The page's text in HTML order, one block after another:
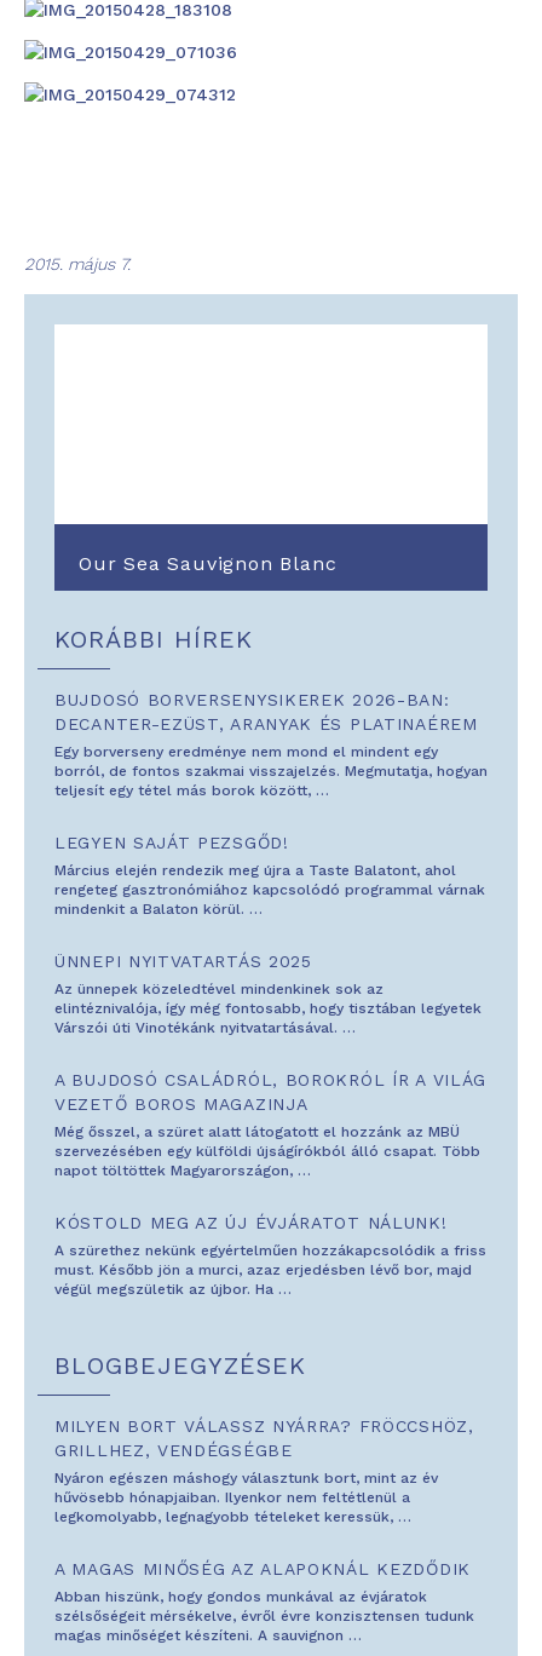
2015. május 7.
Our Sea Sauvignon Blanc
KORÁBBI HÍREK
BUJDOSÓ BORVERSENYSIKEREK 2026-BAN:
DECANTER-EZÜST, ARANYAK ÉS PLATINAÉREM
Egy borverseny eredménye nem mond el mindent egy
borról, de fontos szakmai visszajelzés. Megmutatja, hogyan
teljesít egy tétel más borok között, …
LEGYEN SAJÁT PEZSGŐD!
Március elején rendezik meg újra a Taste Balatont, ahol
rengeteg gasztronómiához kapcsolódó programmal várnak
mindenkit a Balaton körül. …
ÜNNEPI NYITVATARTÁS 2025
Az ünnepek közeledtével mindenkinek sok az
elintéznivalója, így még fontosabb, hogy tisztában legyetek
Várszói úti Vinotékánk nyitvatartásával. …
A BUJDOSÓ CSALÁDRÓL, BOROKRÓL ÍR A VILÁG
VEZETŐ BOROS MAGAZINJA
Még ősszel, a szüret alatt látogatott el hozzánk az MBÜ
szervezésében egy külföldi újságírókból álló csapat. Több
napot töltöttek Magyarországon, …
KÓSTOLD MEG AZ ÚJ ÉVJÁRATOT NÁLUNK!
A szürethez nekünk egyértelműen hozzákapcsolódik a friss
must. Később jön a murci, azaz erjedésben lévő bor, majd
végül megszületik az újbor. Ha …
BLOGBEJEGYZÉSEK
MILYEN BORT VÁLASSZ NYÁRRA? FRÖCCSHÖZ,
GRILLHEZ, VENDÉGSÉGBE
Nyáron egészen máshogy választunk bort, mint az év
hűvösebb hónapjaiban. Ilyenkor nem feltétlenül a
legkomolyabb, legnagyobb tételeket keressük, …
A MAGAS MINŐSÉG AZ ALAPOKNÁL KEZDŐDIK
Abban hiszünk, hogy gondos munkával az évjáratok
szélsőségeit mérsékelve, évről évre konzisztensen tudunk
magas minőséget készíteni. A sauvignon …